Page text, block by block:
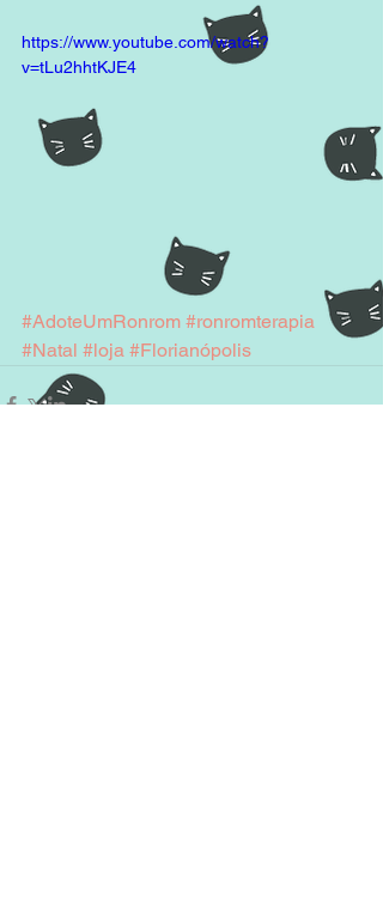
https://www.youtube.com/watch?
v=tLu2hhtKJE4
#AdoteUmRonrom #ronromterapia
#Natal #loja #Florianópolis